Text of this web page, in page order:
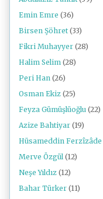
Emin Emre (36)
Birsen Şöhret (33)
Fikri Muhayyer (28)
Halim Selim (28)
Peri Han (26)
Osman Ekiz (25)
Feyza Gümüşlüoğlu (22)
Azize Bahtiyar (19)
Hüsameddin Ferzîzâde
Merve Özgül (12)
Neşe Yıldız (12)
Bahar Türker (11)